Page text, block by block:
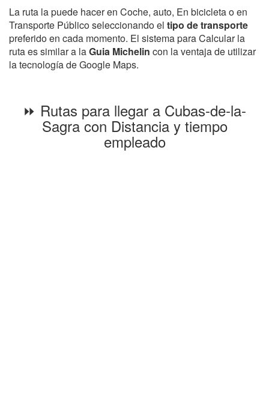
La ruta la puede hacer en Coche, auto, En bicicleta o en
Transporte Público seleccionando el tipo de transporte
preferido en cada momento. El sistema para Calcular la
ruta es similar a laGuia Michelin con la ventaja de utilizar
la tecnología de Google Maps.
⏩ Rutas para llegar a Cubas-de-la-
Sagra con Distancia y tiempo
empleado